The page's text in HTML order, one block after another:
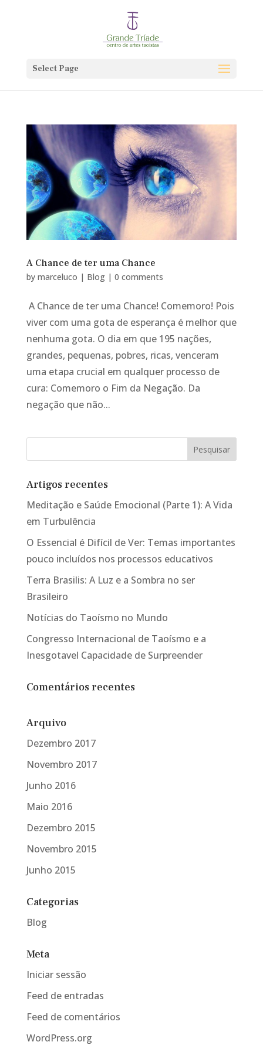
Select Page
A Chance de ter uma Chance
by marceluco | Blog| 0 comments
A Chance de ter uma Chance! Comemoro! Pois
viver com uma gota de esperança é melhor que
nenhuma gota. O dia em que 195 nações,
grandes, pequenas, pobres, ricas, venceram
uma etapa crucial em qualquer processo de
cura: Comemoro o Fim da Negação. Da
negação que não...
Artigos recentes
Meditação e Saúde Emocional (Parte 1): A Vida
em Turbulência
O Essencial é Difícil de Ver: Temas importantes
pouco incluídos nos processos educativos
Terra Brasilis: A Luz e a Sombra no ser
Brasileiro
Notícias do Taoísmo no Mundo
Congresso Internacional de Taoísmo e a
Inesgotavel Capacidade de Surpreender
Comentários recentes
Arquivo
Dezembro 2017
Novembro 2017
Junho 2016
Maio 2016
Dezembro 2015
Novembro 2015
Junho 2015
Categorias
Blog
Meta
Iniciar sessão
Feed de entradas
Feed de comentários
WordPress.org